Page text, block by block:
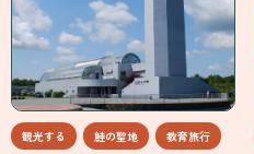
観光する 鮭の聖地 教育旅行